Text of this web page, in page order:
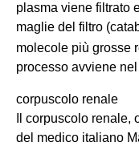
plasma viene filtrato
maglie del filtro
molecole più grosse
processo avviene nel
corpuscolo renale
Il corpuscolo
del medico italiano